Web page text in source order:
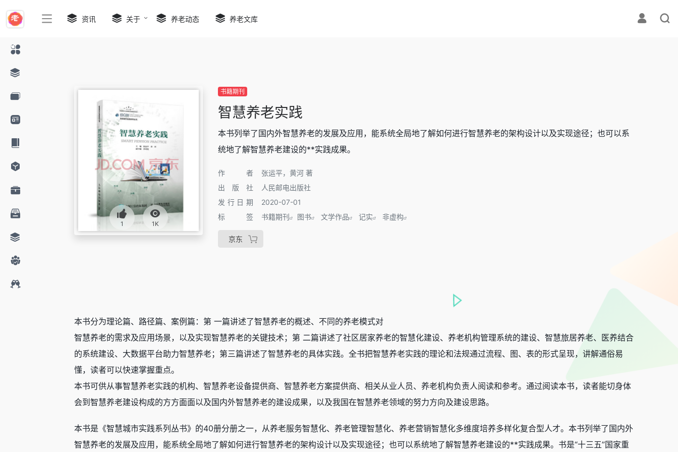
资讯 关于 养老动态 养老文库
1 1K
书籍期刊
智慧养老实践
本书列举了国内外智慧养老的发展及应用，能系统全局地了解如何进行智慧养老的架构设计以及实现途径；也可以系
统地了解智慧养老建设的**实践成果。
作者
张运平，黄河 著
出版社
人民邮电出版社
发行日期
2020-07-01
标签
书籍期刊 图书 文学作品 记实 非虚构
京东
本书分为理论篇、路径篇、案例篇：第 一篇讲述了智慧养老的概述、不同的养老模式对
智慧养老的需求及应用场景，以及实现智慧养老的关键技术；第 二篇讲述了社区居家养老的智慧化建设、养老机构管理系统的建设、智慧旅居养老、医养结合
的系统建设、大数据平台助力智慧养老；第三篇讲述了智慧养老的具体实践。全书把智慧养老实践的理论和法规通过流程、图、表的形式呈现，讲解通俗易
懂，读者可以快速掌握重点。
本书可供从事智慧养老实践的机构、智慧养老设备提供商、智慧养老方案提供商、相关从业人员、养老机构负责人阅读和参考。通过阅读本书，读者能切身体
会到智慧养老建设构成的方方面面以及国内外智慧养老的建设成果，以及我国在智慧养老领域的努力方向及建设思路。
本书是《智慧城市实践系列丛书》的40册分册之一，从养老服务智慧化、养老管理智慧化、养老营销智慧化多维度培养多样化复合型人才。本书列举了国内外
智慧养老的发展及应用，能系统全局地了解如何进行智慧养老的架构设计以及实现途径；也可以系统地了解智慧养老建设的**实践成果。书是“十三五”国家重